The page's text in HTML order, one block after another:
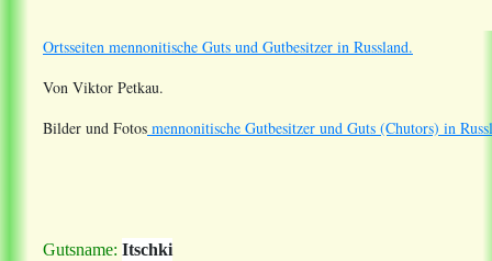
Ortsseiten mennonitische Guts und Gutbesitzer in Russland.
Von Viktor Petkau.
Bilder und Fotos mennonitische Gutbesitzer und Guts (Chutors) in
Gutsname: Itschki